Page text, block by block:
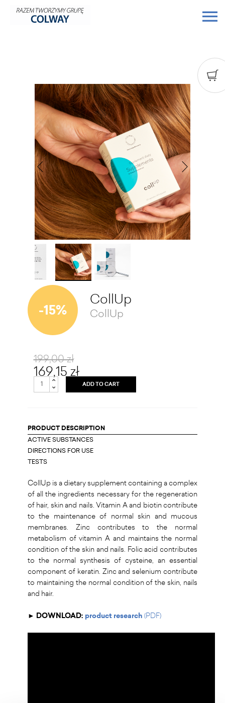
-15%
CollUp
CollUp
169,15 zł
199,00 zł
ADD TO CART
PRODUCT DESCRIPTION
ACTIVE SUBSTANCES
DIRECTIONS FOR USE
TESTS
CollUp is a dietary supplement containing a complex
of all the ingredients necessary for the regeneration
of hair, skin and nails. Vitamin A and biotin contribute
to the maintenance of normal skin and mucous
membranes. Zinc contributes to the normal
metabolism of vitamin A and maintains the normal
condition of the skin and nails. Folic acid contributes
to the normal synthesis of cysteine, an essential
component of keratin. Zinc and selenium contribute
to maintaining the normal condition of the skin, nails
and hair.
► DOWNLOAD: product research (PDF)